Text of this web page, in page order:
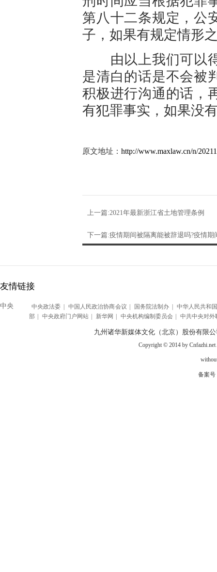
第八十二条规定，公
子，如果有规定情形
由以上我们可以得
是清白的话是不会被
积极进行沟通的话，
有犯罪事实，如果没
原文地址： http://www.maxlaw.cn/n/
上一篇:2021年最新浙江省土地管理条例
下一篇:疫情期间被隔离能被辞退吗?疫情期
友情链接
中央 中央政法委 | 中国人民政治协商会议 | 国务院法制办 | 中华人民共和
部 | 中央政府门户网站 | 新华网 | 中央机构编制委员会 | 中共中央对外
九州诸华新媒体文化（北京）股份有限
Copyright © 2014 by
备案号